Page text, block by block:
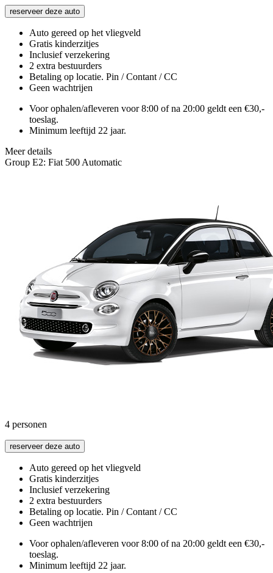
reserveer deze auto
Auto gereed op het vliegveld
Gratis kinderzitjes
Inclusief verzekering
2 extra bestuurders
Betaling op locatie. Pin / Contant / CC
Geen wachtrijen
Voor ophalen/afleveren voor 8:00 of na 20:00 geldt een €30,-
toeslag.
Minimum leeftijd 22 jaar.
Meer details
Group E2: Fiat 500 Automatic
4 personen
reserveer deze auto
Auto gereed op het vliegveld
Gratis kinderzitjes
Inclusief verzekering
2 extra bestuurders
Betaling op locatie. Pin / Contant / CC
Geen wachtrijen
Voor ophalen/afleveren voor 8:00 of na 20:00 geldt een €30,-
toeslag.
Minimum leeftijd 22 jaar.